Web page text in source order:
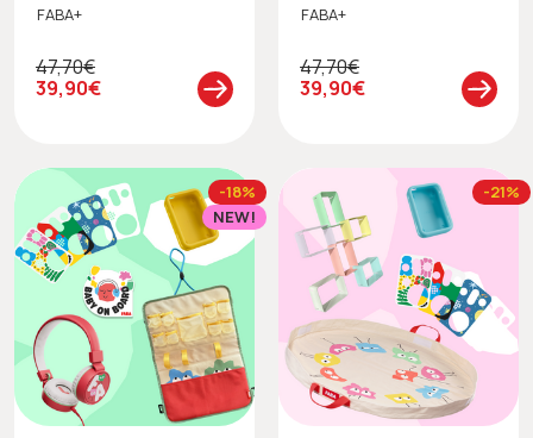
FABA+
39,90€
47,70€
FABA+
39,90€
47,70€
-18%
NEW!
-21%